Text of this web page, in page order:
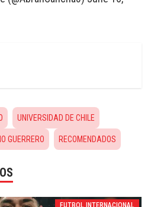
UNIVERSIDAD DE CHILE
GUERRERO RECOMENDADOS
FUTBOL INTERNACIONAL